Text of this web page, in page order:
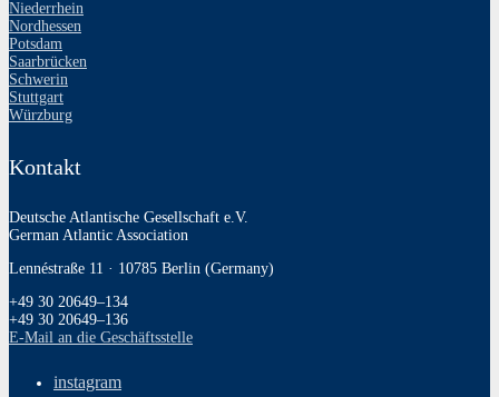
Niederrhein
Nordhessen
Potsdam
Saarbrücken
Schwerin
Stuttgart
Würzburg
Kontakt
Deutsche Atlantische Gesellschaft e.V.
German Atlantic Association
Lennéstraße 11 · 10785 Berlin (Germany)
+49 30 20649–134
+49 30 20649–136
E‑Mail an die Geschäftsstelle
instagram